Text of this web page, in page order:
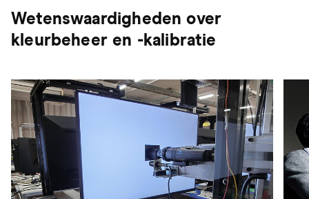
Wetenswaardigheden over
kleurbeheer en -kalibratie